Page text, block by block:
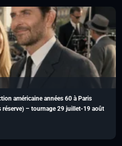
américaine années 60 à Paris
réserve) – tournage 29 juillet-19 août